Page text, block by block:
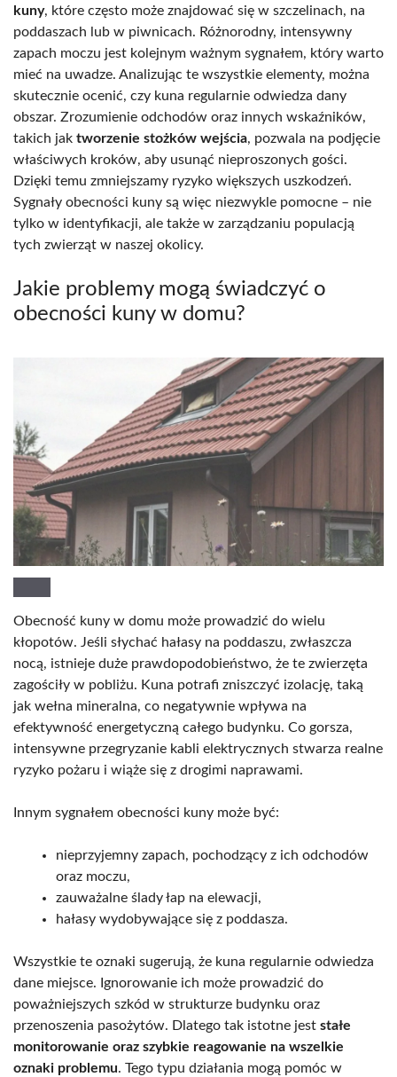
kuny, które często może znajdować się w szczelinach, na
poddaszach lub w piwnicach. Różnorodny, intensywny
zapach moczu jest kolejnym ważnym sygnałem, który warto
mieć na uwadze. Analizując te wszystkie elementy, można
skutecznie ocenić, czy kuna regularnie odwiedza dany
obszar. Zrozumienie odchodów oraz innych wskaźników,
takich jak tworzenie stożków wejścia, pozwala na podjęcie
właściwych kroków, aby usunąć nieproszonych gości.
Dzięki temu zmniejszamy ryzyko większych uszkodzeń.
Sygnały obecności kuny są więc niezwykle pomocne – nie
tylko w identyfikacji, ale także w zarządzaniu populacją
tych zwierząt w naszej okolicy.
Jakie problemy mogą świadczyć o
obecności kuny w domu?
Obecność kuny w domu może prowadzić do wielu
kłopotów. Jeśli słychać hałasy na poddaszu, zwłaszcza
nocą, istnieje duże prawdopodobieństwo, że te zwierzęta
zagościły w pobliżu. Kuna potrafi zniszczyć izolację, taką
jak wełna mineralna, co negatywnie wpływa na
efektywność energetyczną całego budynku. Co gorsza,
intensywne przegryzanie kabli elektrycznych stwarza realne
ryzyko pożaru i wiąże się z drogimi naprawami.
Innym sygnałem obecności kuny może być:
nieprzyjemny zapach, pochodzący z ich odchodów
oraz moczu,
zauważalne ślady łap na elewacji,
hałasy wydobywające się z poddasza.
Wszystkie te oznaki sugerują, że kuna regularnie odwiedza
dane miejsce. Ignorowanie ich może prowadzić do
poważniejszych szkód w strukturze budynku oraz
przenoszenia pasożytów. Dlatego tak istotne jest stałe
monitorowanie oraz szybkie reagowanie na wszelkie
oznaki problemu. Tego typu działania mogą pomóc w